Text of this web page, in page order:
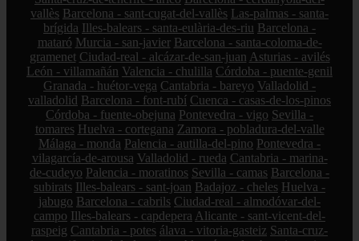
vallès Barcelona - sant-cugat-del-vallès Las-palmas - santa-
brígida Illes-balears - santa-eulària-des-riu Barcelona -
mataró Murcia - san-javier Barcelona - santa-coloma-de-
gramenet Ciudad-real - alcázar-de-san-juan Asturias - avilés
León - villamañán Valencia - chulilla Córdoba - puente-genil
Granada - huétor-vega Cantabria - bareyo Valladolid -
valladolid Barcelona - font-rubí Cuenca - casas-de-los-pinos
Córdoba - fuente-obejuna Pontevedra - vigo Sevilla -
tomares Huelva - cortegana Zamora - pobladura-del-valle
Málaga - monda Palencia - autilla-del-pino Pontevedra -
vilagarcía-de-arousa Valladolid - rueda Cantabria - marina-
de-cudeyo Palencia - moratinos Sevilla - camas Barcelona -
subirats Illes-balears - sant-joan Badajoz - cheles Huelva -
jabugo Barcelona - cabrils Ciudad-real - almodóvar-del-
campo Illes-balears - capdepera Alicante - sant-vicent-del-
raspeig Cantabria - potes álava - vitoria-gasteiz Santa-cruz-